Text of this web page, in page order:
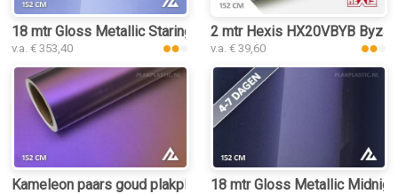
18 mtr Gloss Metallic Staring Purple 3075 plakplastic
v.a. € 353,40
2 mtr Hexis HX20VBYB
v.a. € 39,60
Kameleon paars goud plakplastic18 mtr Gloss Metallic